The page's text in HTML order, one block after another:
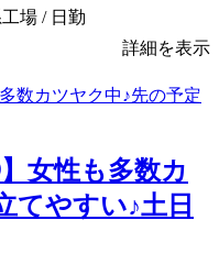
場 / 日勤
詳細を表示
女性も多数カ
てやすい♪土日